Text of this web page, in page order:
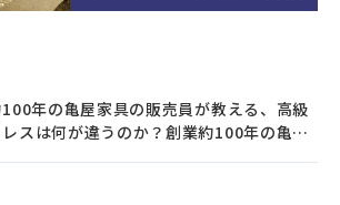
年の亀屋家具の販売員が教える、高級
スは何が違うのか？創業約100年の亀屋